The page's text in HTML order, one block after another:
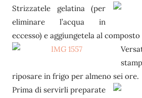
Strizzatele gelatina (per
eliminare l’acqua in
eccesso) e aggiungetela al
riposare in frigo per almeno sei ore.
Prima di servirli preparate